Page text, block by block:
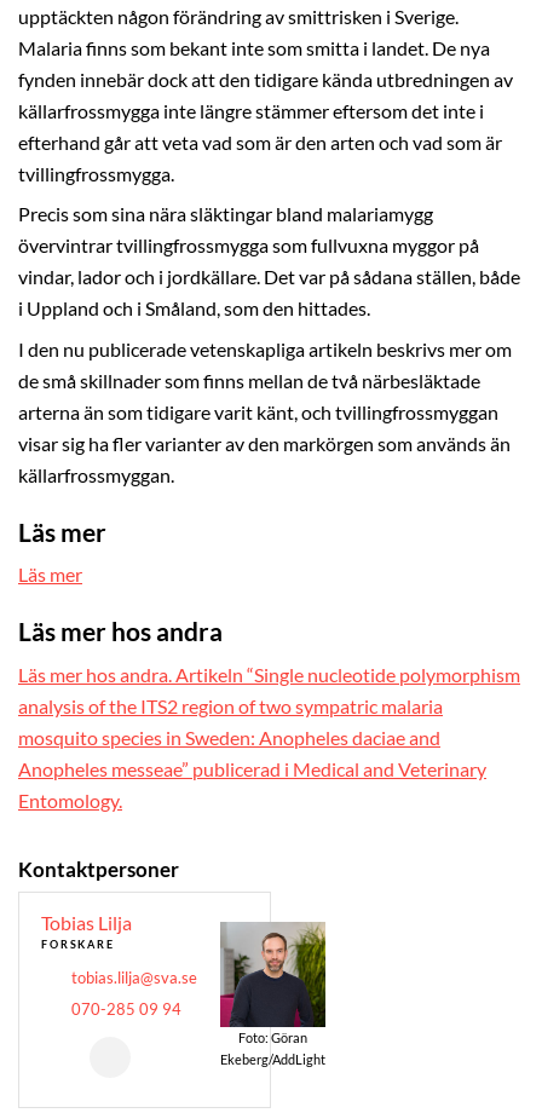
upptäckten någon förändring av smittrisken i Sverige.
Malaria finns som bekant inte som smitta i landet. De nya
fynden innebär dock att den tidigare kända utbredningen av
källarfrossmygga inte längre stämmer eftersom det inte i
efterhand går att veta vad som är den arten och vad som är
tvillingfrossmygga.
Precis som sina nära släktingar bland malariamygg
övervintrar tvillingfrossmygga som fullvuxna myggor på
vindar, lador och i jordkällare. Det var på sådana ställen, både
i Uppland och i Småland, som den hittades.
I den nu publicerade vetenskapliga artikeln beskrivs mer om
de små skillnader som finns mellan de två närbesläktade
arterna än som tidigare varit känt, och tvillingfrossmyggan
visar sig ha fler varianter av den markörgen som används än
källarfrossmyggan.
Läs mer
Läs mer
Läs mer hos andra
Läs mer hos andra. Artikeln “Single nucleotide polymorphism
analysis of the ITS2 region of two sympatric malaria
mosquito species in Sweden: Anopheles daciae and
Anopheles messeae” publicerad i Medical and Veterinary
Entomology.
Kontaktpersoner
Tobias Lilja
FORSKARE
tobias.lilja@sva.se
070-285 09 94
Foto: Göran
Ekeberg/AddLight